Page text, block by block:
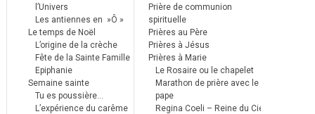
l’Univers
Les antiennes en »Ô »
Le temps de Noël
L’origine de la crèche
Fête de la Sainte Famille
Epiphanie
Semaine sainte
Tu es poussière…
L’expérience du carême
Prière de communion
spirituelle
Prières au Père
Prières à Jésus
Prières à Marie
Le Rosaire ou le chapelet
Marathon de prière avec le
pape
Regina Coeli – Reine du Ciel